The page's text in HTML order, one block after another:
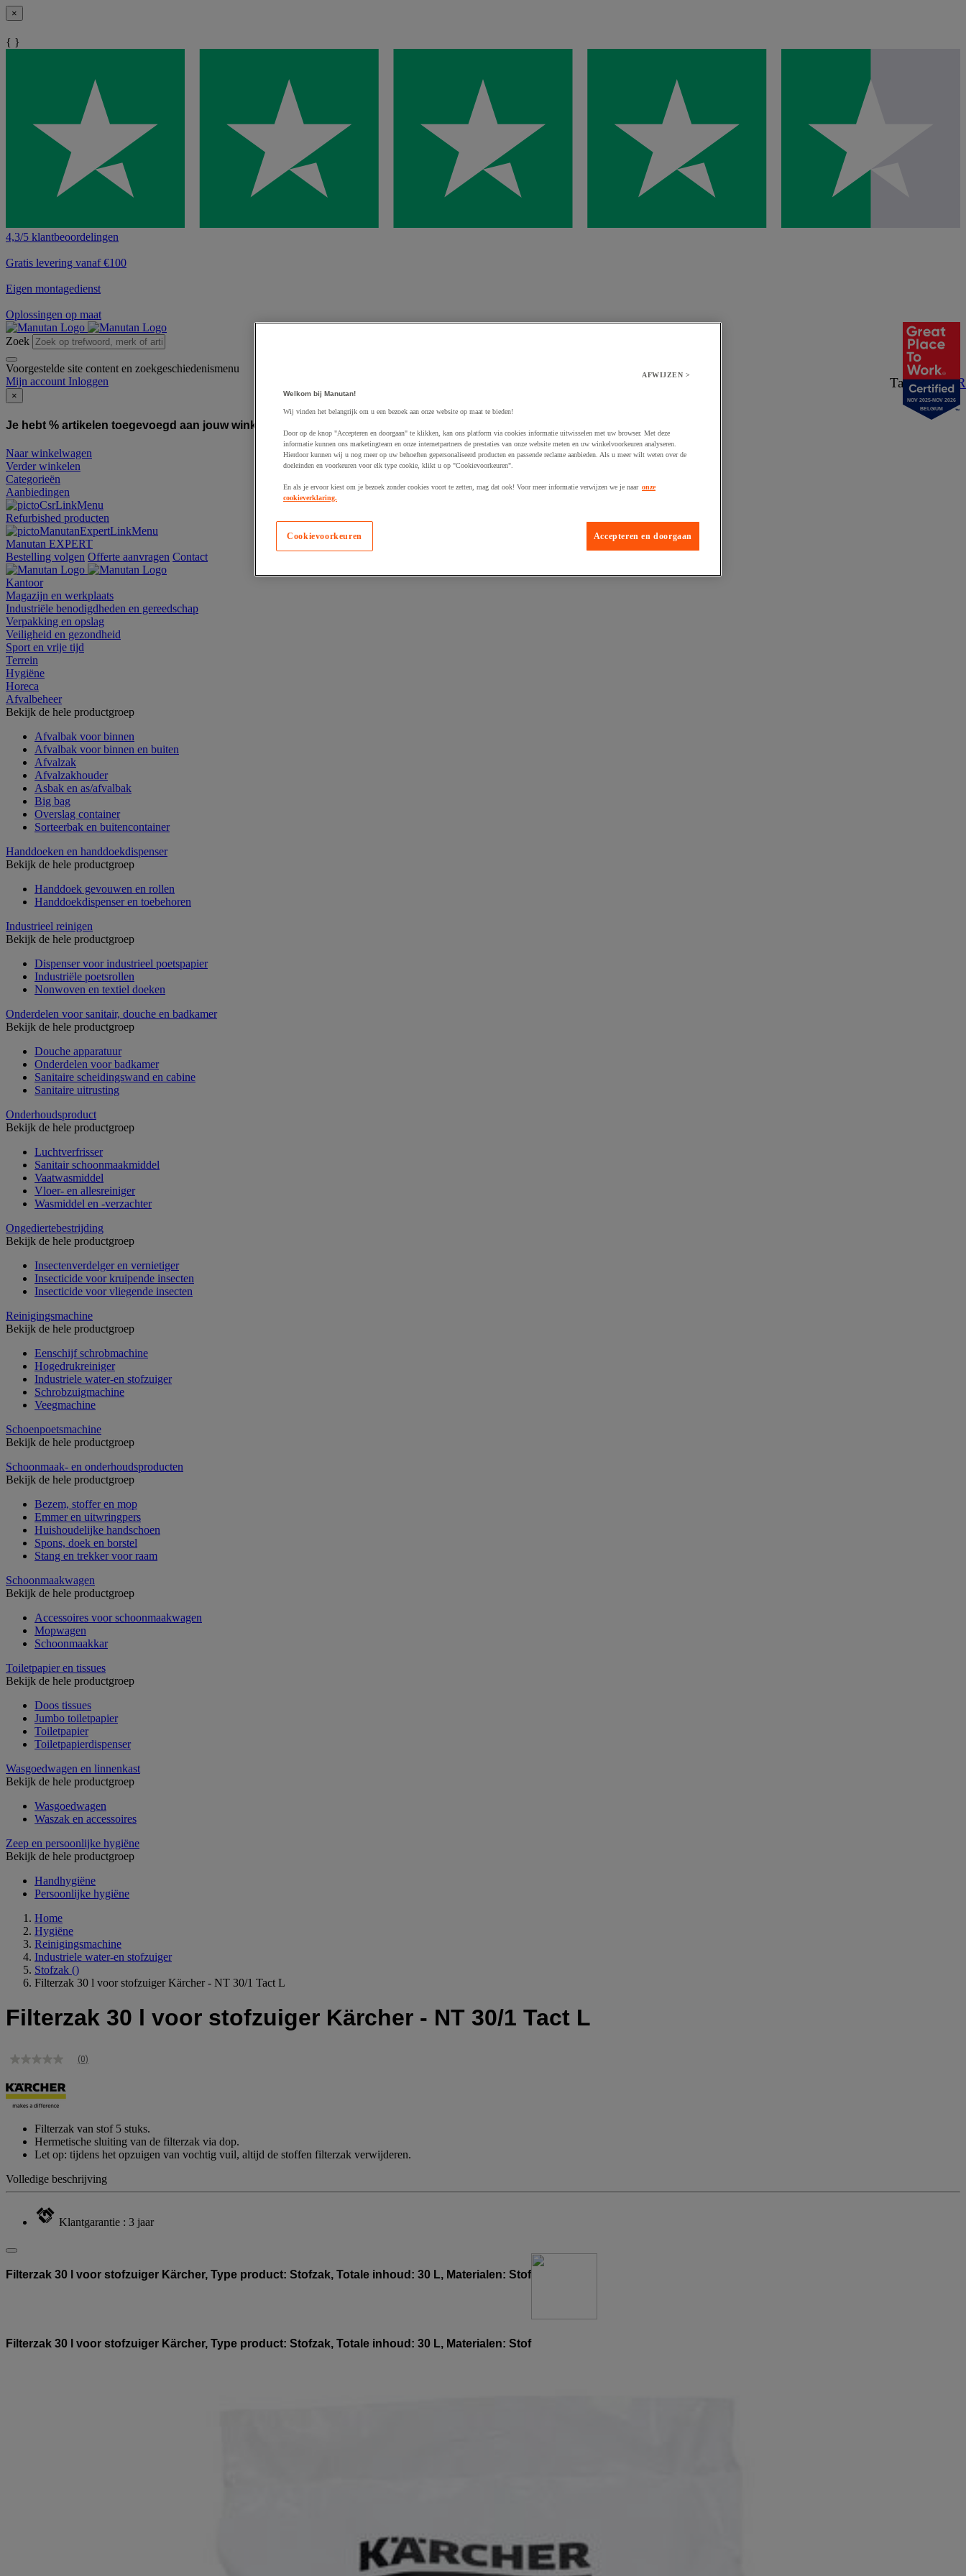
×
{ }
4,3/5 klantbeoordelingen
Gratis levering vanaf €100
Eigen montagedienst
Oplossingen op maat
Zoek
Voorgestelde site content en zoekgeschiedenismenu
Taal:NL/FR
Mijn account Inloggen
×
Je hebt % artikelen toegevoegd aan jouw winkelwagen:
Naar winkelwagen
Verder winkelen
Categorieën
Aanbiedingen
Refurbished producten
Manutan EXPERT
Bestelling volgen Offerte aanvragen Contact
Kantoor
Magazijn en werkplaats
Industriële benodigdheden en gereedschap
Verpakking en opslag
Veiligheid en gezondheid
Sport en vrije tijd
Terrein
Hygiëne
Horeca
Afvalbeheer
Bekijk de hele productgroep
Afvalbak voor binnen
Afvalbak voor binnen en buiten
Afvalzak
Afvalzakhouder
Asbak en as/afvalbak
Big bag
Overslag container
Sorteerbak en buitencontainer
Handdoeken en handdoekdispenser
Bekijk de hele productgroep
Handdoek gevouwen en rollen
Handdoekdispenser en toebehoren
Industrieel reinigen
Bekijk de hele productgroep
Dispenser voor industrieel poetspapier
Industriële poetsrollen
Nonwoven en textiel doeken
Onderdelen voor sanitair, douche en badkamer
Bekijk de hele productgroep
Douche apparatuur
Onderdelen voor badkamer
Sanitaire scheidingswand en cabine
Sanitaire uitrusting
Onderhoudsproduct
Bekijk de hele productgroep
Luchtverfrisser
Sanitair schoonmaakmiddel
Vaatwasmiddel
Vloer- en allesreiniger
Wasmiddel en -verzachter
Ongediertebestrijding
Bekijk de hele productgroep
Insectenverdelger en vernietiger
Insecticide voor kruipende insecten
Insecticide voor vliegende insecten
Reinigingsmachine
Bekijk de hele productgroep
Eenschijf schrobmachine
Hogedrukreiniger
Industriele water-en stofzuiger
Schrobzuigmachine
Veegmachine
Schoenpoetsmachine
Bekijk de hele productgroep
Schoonmaak- en onderhoudsproducten
Bekijk de hele productgroep
Bezem, stoffer en mop
Emmer en uitwringpers
Huishoudelijke handschoen
Spons, doek en borstel
Stang en trekker voor raam
Schoonmaakwagen
Bekijk de hele productgroep
Accessoires voor schoonmaakwagen
Mopwagen
Schoonmaakkar
Toiletpapier en tissues
Bekijk de hele productgroep
Doos tissues
Jumbo toiletpapier
Toiletpapier
Toiletpapierdispenser
Wasgoedwagen en linnenkast
Bekijk de hele productgroep
Wasgoedwagen
Waszak en accessoires
Zeep en persoonlijke hygiëne
Bekijk de hele productgroep
Handhygiëne
Persoonlijke hygiëne
Home
Hygiëne
Reinigingsmachine
Industriele water-en stofzuiger
Stofzak ()
Filterzak 30 l voor stofzuiger Kärcher - NT 30/1 Tact L
Filterzak 30 l voor stofzuiger Kärcher - NT 30/1 Tact L
Geen
Dezelfde
paginalink.
(0)
Filterzak van stof 5 stuks.
Hermetische sluiting van de filterzak via dop.
Let op: tijdens het opzuigen van vochtig vuil, altijd de stoffen filterzak verwijderen.
Volledige beschrijving
Klantgarantie : 3 jaar
Filterzak 30 l voor stofzuiger Kärcher, Type product: Stofzak, Totale inhoud: 30 L, Materialen: Stof
Filterzak 30 l voor stofzuiger Kärcher, Type product: Stofzak, Totale inhoud: 30 L, Materialen: Stof
NOV 2025-NOV 2026
BELGIUM
AFWIJZEN >
Welkom bij Manutan!
Wij vinden het belangrijk om u een bezoek aan onze website op maat te bieden!
Door op de knop "Accepteren en doorgaan" te klikken, kan ons platform via cookies informatie uitwisselen met uw browser. Met deze
informatie kunnen ons marketingteam en onze internetpartners de prestaties van onze website meten en uw winkelvoorkeuren analyseren.
Hierdoor kunnen wij u nog meer op uw behoeften gepersonaliseerd producten en passende reclame aanbieden. Als u meer wilt weten over de
doeleinden en voorkeuren voor elk type cookie, klikt u op "Cookievoorkeuren".
En als je ervoor kiest om je bezoek zonder cookies voort te zetten, mag dat ook! Voor meer informatie verwijzen we je naar onze
cookieverklaring.
Accepteren en doorgaan
Cookievoorkeuren